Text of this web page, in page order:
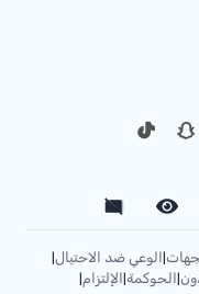
|الوعي ضد الاحتيال|
|الحوكمة|الإلتزام|